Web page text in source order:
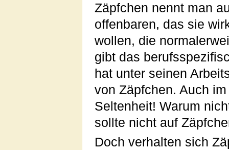
Zäpfchen nennt man
offenbaren, das sie
wollen, die
gibt das
hat unter seinen
von Zäpfchen. Auch
Seltenheit! Warum
sollte nicht auf
Doch verhalten sich